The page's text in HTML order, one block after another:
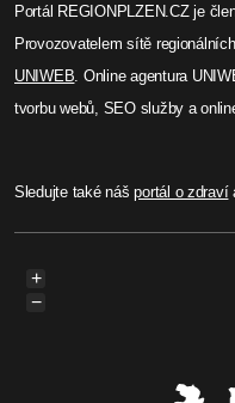
Portál REGIONPLZEN.CZ je
Provozovatelem sítě
UNIWEB . Online agentura
tvorbu webů, SEO služby a
Sledujte také nášportál o zdraví
+
−